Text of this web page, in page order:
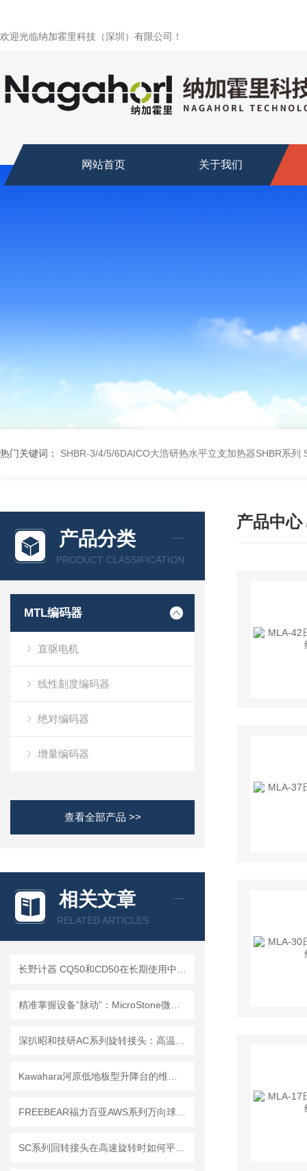
欢迎光临纳加霍里科技（深圳）有限公司！
网站首页 关于我们
热门关键词： SHBR-3/4/5/6DAICO大浩研热水平立支加热器SHBR系列
产品分类
PRODUCT CLASSIFICATION
MTL编码器
直驱电机
线性刻度编码器
绝对编码器
增量编码器
查看全部产品 >>
相关文章
RELATED ARTICLES
产品中心